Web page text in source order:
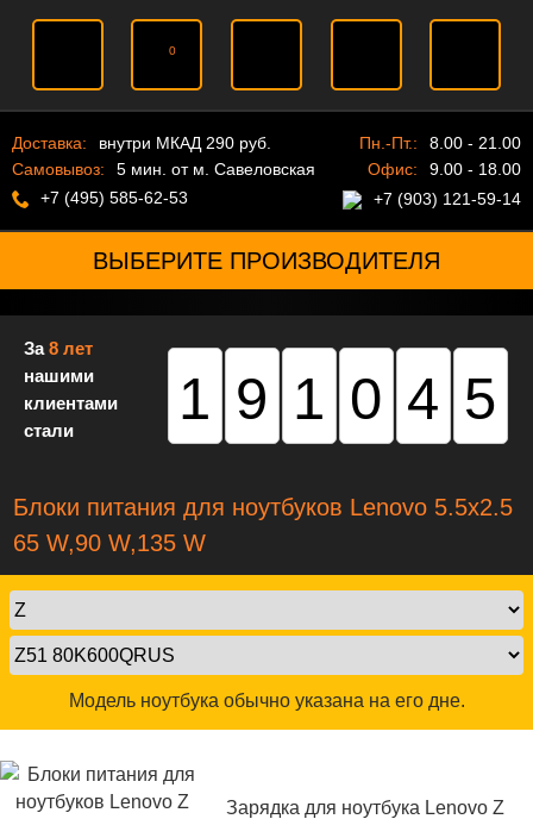
0
Доставка:
внутри МКАД 290 руб.
Самовывоз:
5 мин. от м. Савеловская
+7 (495) 585-62-53
Пн.-Пт.:
8.00 - 21.00
Офис:
9.00 - 18.00
+7 (903) 121-59-14
ВЫБЕРИТЕ ПРОИЗВОДИТЕЛЯ
За8 лет
нашими
клиентами
стали
191045
Блоки питания для ноутбуков Lenovo 5.5x2.5
65 W,90 W,135 W
Модель ноутбука обычно указана на его дне.
Зарядка для ноутбука Lenovo Z